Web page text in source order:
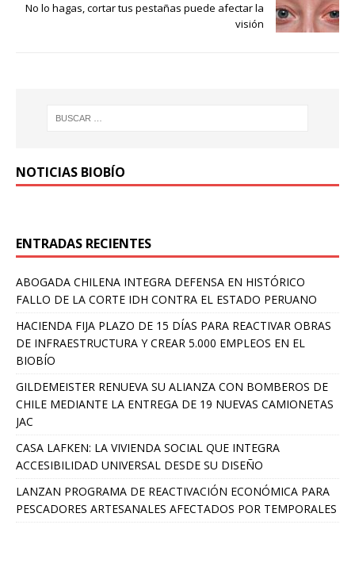
No lo hagas, cortar tus pestañas puede afectar la
visión
NOTICIAS BIOBÍO
ENTRADAS RECIENTES
ABOGADA CHILENA INTEGRA DEFENSA EN HISTÓRICO
FALLO DE LA CORTE IDH CONTRA EL ESTADO PERUANO
HACIENDA FIJA PLAZO DE 15 DÍAS PARA REACTIVAR OBRAS
DE INFRAESTRUCTURA Y CREAR 5.000 EMPLEOS EN EL
BIOBÍO
GILDEMEISTER RENUEVA SU ALIANZA CON BOMBEROS DE
CHILE MEDIANTE LA ENTREGA DE 19 NUEVAS CAMIONETAS
JAC
CASA LAFKEN: LA VIVIENDA SOCIAL QUE INTEGRA
ACCESIBILIDAD UNIVERSAL DESDE SU DISEÑO
LANZAN PROGRAMA DE REACTIVACIÓN ECONÓMICA PARA
PESCADORES ARTESANALES AFECTADOS POR TEMPORALES